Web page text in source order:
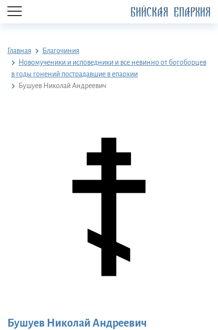
БИЙСКАЯ ЕПАРХИЯ
Главная
Благочиния
Новомученики и исповедники и все невинно от богоборцев
в годы гонений пострадавшие в епархии
Бушуев Николай Андреевич
Бушуев Николай Андреевич